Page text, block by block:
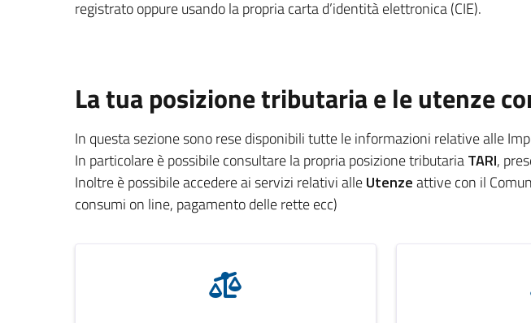
registrato oppure usando la propria carta d’identità elettronica (CIE).
La tua posizione tributaria e le utenze
In questa sezione sono rese disponibili tutte le informazioni relative alle
In particolare è possibile consultare la propria posizione tributariaTARI,
Inoltre è possibile accedere ai servizi relativi alleUtenzeattive con il
consumi on line, pagamento delle rette ecc)